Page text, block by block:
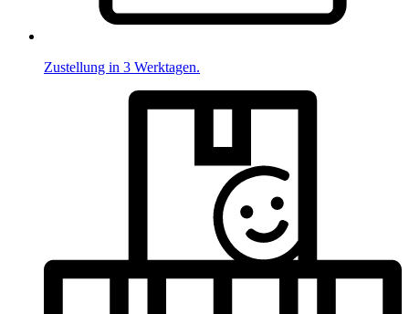
Zustellung in 3 Werktagen.